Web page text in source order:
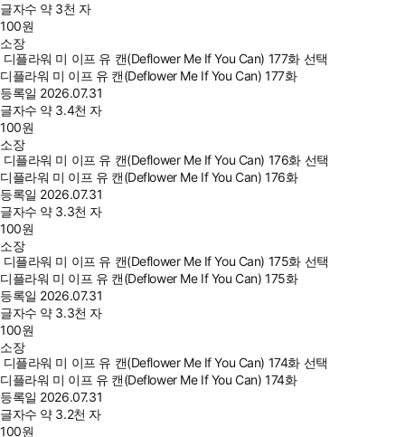
글자수 약 3천 자
100원
소장
디플라워 미 이프 유 캔(Deflower Me If You Can) 177화 선택
디플라워 미 이프 유 캔(Deflower Me If You Can) 177화
등록일 2026.07.31
글자수 약 3.4천 자
100원
소장
디플라워 미 이프 유 캔(Deflower Me If You Can) 176화 선택
디플라워 미 이프 유 캔(Deflower Me If You Can) 176화
등록일 2026.07.31
글자수 약 3.3천 자
100원
소장
디플라워 미 이프 유 캔(Deflower Me If You Can) 175화 선택
디플라워 미 이프 유 캔(Deflower Me If You Can) 175화
등록일 2026.07.31
글자수 약 3.3천 자
100원
소장
디플라워 미 이프 유 캔(Deflower Me If You Can) 174화 선택
디플라워 미 이프 유 캔(Deflower Me If You Can) 174화
등록일 2026.07.31
글자수 약 3.2천 자
100원